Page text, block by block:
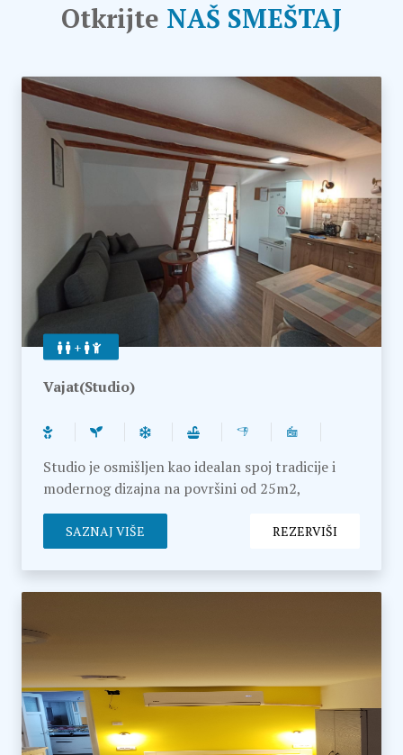
Otkrijte NAŠ SMEŠTAJ
+
Vajat(Studio)
Studio je osmišljen kao idealan spoj tradicije i
modernog dizajna na površini od 25m2,
opremljen svim potrebnim savremenim kućnim
aparatima. U dnevnom boravku se nalazi udobna
ugaona garnitura koja se može rasklopiti i
poslužiti kao ležaj za dvoje, nasuprot televizoru.
U bočnom delu prostorije se nalazi moderna
ketlerom, te kompletnim posuđem i escajgom,
uz trpezarijski sto i stolice za četiri osobe.
Drvene stepenice vode do galerije gde je
smešten udoban bračni krevet. Kupatilo je
opremljeno tuš kabinom, a gostima su na
raspolaganju fen, kozmetički proizvodi, čisti
SAZNAJ VIŠE REZERVIŠI